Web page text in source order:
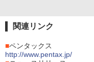
関連リンク
■ペンタックス
http://www.pentax.jp/